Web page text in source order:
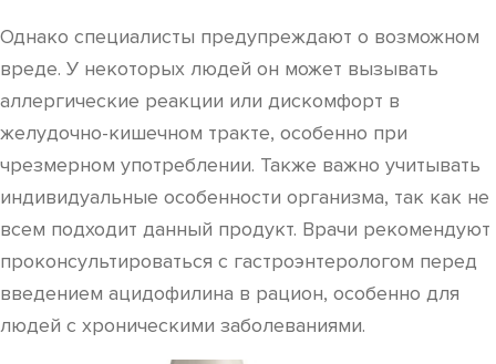
Однако специалисты предупреждают о возможном
вреде. У некоторых людей он может вызывать
аллергические реакции или дискомфорт в
желудочно-кишечном тракте, особенно при
чрезмерном употреблении. Также важно учитывать
индивидуальные особенности организма, так как не
всем подходит данный продукт. Врачи рекомендуют
проконсультироваться с гастроэнтерологом перед
введением ацидофилина в рацион, особенно для
людей с хроническими заболеваниями.